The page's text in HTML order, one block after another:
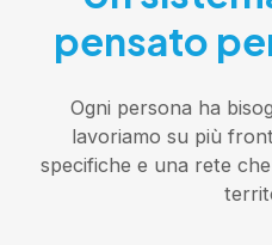
pensato
Ogni persona ha
lavoriamo su più
specifiche e una rete